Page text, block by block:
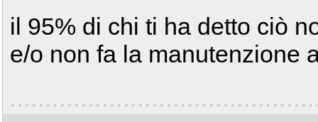
il 95% di chi ti ha detto ciò
e/o non fa la manutenzione